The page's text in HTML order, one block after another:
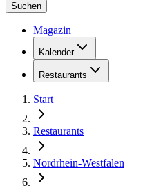
Suchen
Magazin
Kalender
Restaurants
Start
Restaurants
Nordrhein-Westfalen